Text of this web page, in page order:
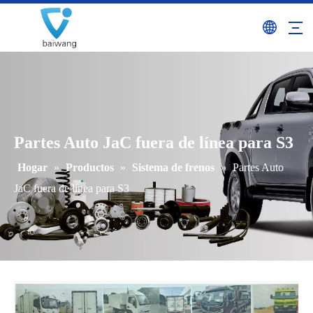
Partes Auto JaC fuera de línea para S3
Hogar » Productos » Sistema de frenos » Partes Auto
JaC fuera de línea para S3